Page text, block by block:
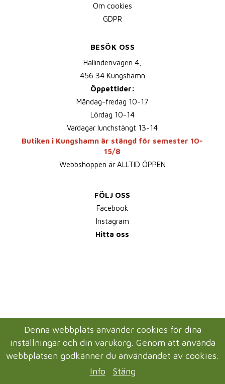
Om cookies
GDPR
BESÖK OSS
Hallindenvägen 4,
456 34 Kungshamn
Öppettider:
Måndag-fredag 10-17
Lördag 10-14
Vardagar lunchstängt 13-14
Butiken i Kungshamn är stängd för semester 10-
15/8
Webbshoppen är ALLTID ÖPPEN
FÖLJ OSS
Facebook
Instagram
Hitta oss
Drift & produktion:Wikinggruppen
Denna webbplats använder cookies för dina
inställningar och din varukorg. Genom att använda
webbplatsen godkänner du användandet av cookies.
Info
Stäng